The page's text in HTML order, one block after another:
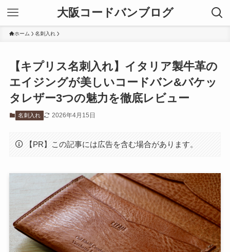
大阪コードバンブログ
ホーム 名刺入れ
【キプリス名刺入れ】イタリア製牛革の
エイジングが美しいコードバン&バケッ
タレザー3つの魅力を徹底レビュー
名刺入れ 2026年4月15日
【PR】この記事には広告を含む場合があります。